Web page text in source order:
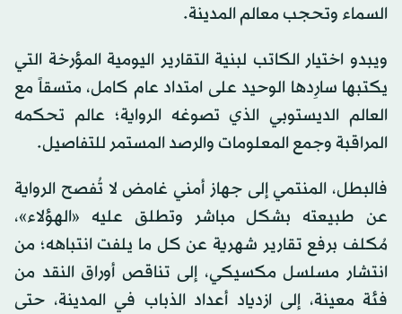
السماء وتحجب معالم المدينة.
ويبدو اختيار الكاتب لبنية التقارير اليومية المؤرخة التي
يكتبها سارِدها الوحيد على امتداد عام كامل، متسقاً مع
العالم الديستوبي الذي تصوغه الرواية؛ عالم تحكمه
المراقبة وجمع المعلومات والرصد المستمر للتفاصيل.
فالبطل، المنتمي إلى جهاز أمني غامض لا تُفصح الرواية
عن طبيعته بشكل مباشر وتطلق عليه «الهؤلاء»،
مُكلف برفع تقارير شهرية عن كل ما يلفت انتباهه؛ من
انتشار مسلسل مكسيكي، إلى تناقص أوراق النقد من
فئة معينة، إلى ازدياد أعداد الذباب في المدينة، حتى